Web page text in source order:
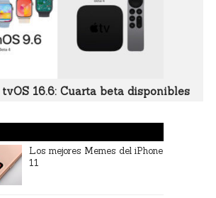
16.6: Cuarta beta disponibles
Los mejores Memes del iPhone
11